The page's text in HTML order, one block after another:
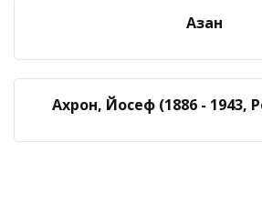
Азан
Ахрон, Йосеф (1886 - 1943,